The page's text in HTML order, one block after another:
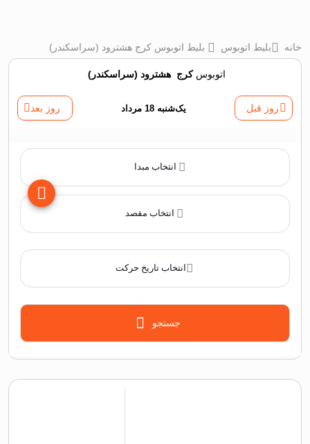
خانه بلیط اتوبوس بلیط اتوبوس کرج هشترود (سراسکندر)
اتوبوسکرج ‌هشترود (سراسکندر)
روز قبل یک‌شنبه 18 مرداد روز بعد
انتخاب تاریخ حرکت
جستجو